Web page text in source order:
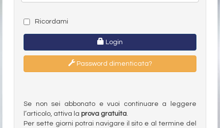
Ricordami
Login
Password dimenticata?
Se non sei abbonato e vuoi continuare a leggere
l’articolo, attiva la prova gratuita.
Per sette giorni potrai navigare il sito e al termine del